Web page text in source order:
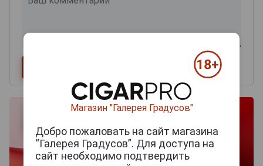
Магазин "Галерея Градусов"
Добро пожаловать на сайт магазина
“Галерея Градусов”. Для доступа на
сайт необходимо подтвердить